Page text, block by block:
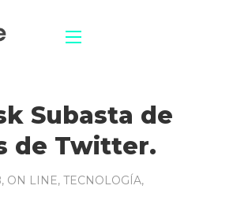
Subasta de
de Twitter.
, ON LINE, TECNOLOGÍA,